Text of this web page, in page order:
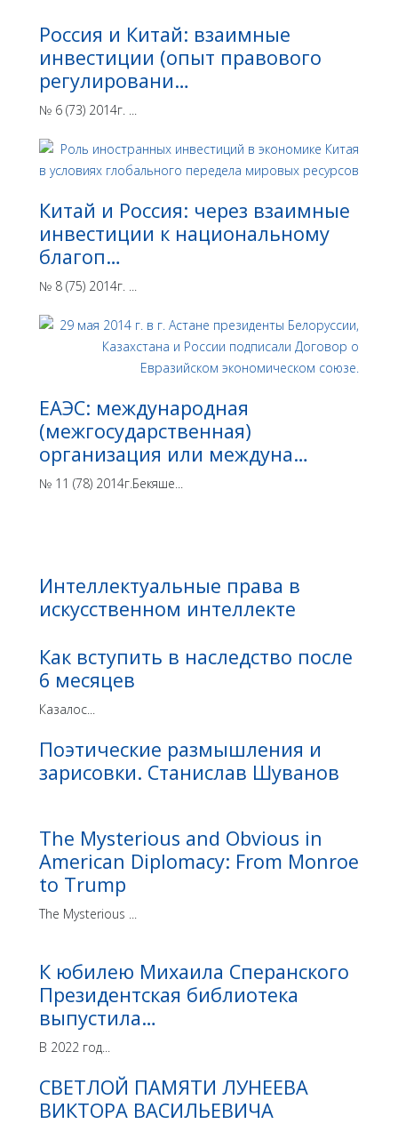
Россия и Китай: взаимные
инвестиции (опыт правового
регулировани…
№ 6 (73) 2014г. ...
Китай и Россия: через взаимные
инвестиции к национальному
благоп…
№ 8 (75) 2014г. ...
ЕАЭС: международная
(межгосударственная)
организация или междуна…
№ 11 (78) 2014г.Бекяше...
Интеллектуальные права в
искусственном интеллекте
Как вступить в наследство после
6 месяцев
Казалос...
Поэтические размышления и
зарисовки. Станислав Шуванов
The Mysterious and Obvious in
American Diplomacy: From Monroe
to Trump
The Mysterious ...
К юбилею Михаила Сперанского
Президентская библиотека
выпустила…
В 2022 год...
СВЕТЛОЙ ПАМЯТИ ЛУНЕЕВА
ВИКТОРА ВАСИЛЬЕВИЧА